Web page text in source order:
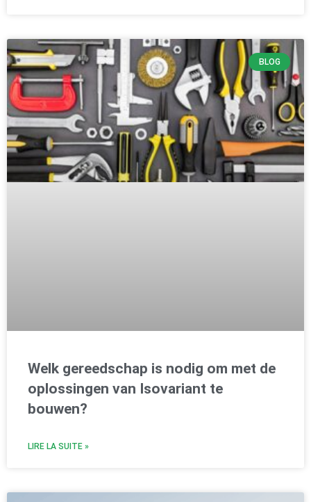
BLOG
Welk gereedschap is nodig om met de
oplossingen van Isovariant te
bouwen?
LIRE LA SUITE »